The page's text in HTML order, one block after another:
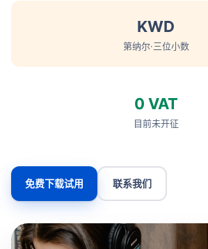
KWD
第纳尔·三位小数
0 VAT
目前未开征
免费下载试用 联系我们